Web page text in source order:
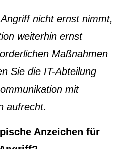
nicht ernst nimmt,
weiterhin ernst
Maßnahmen
Sie die IT-Abteilung
mit
aufrecht.
Anzeichen für